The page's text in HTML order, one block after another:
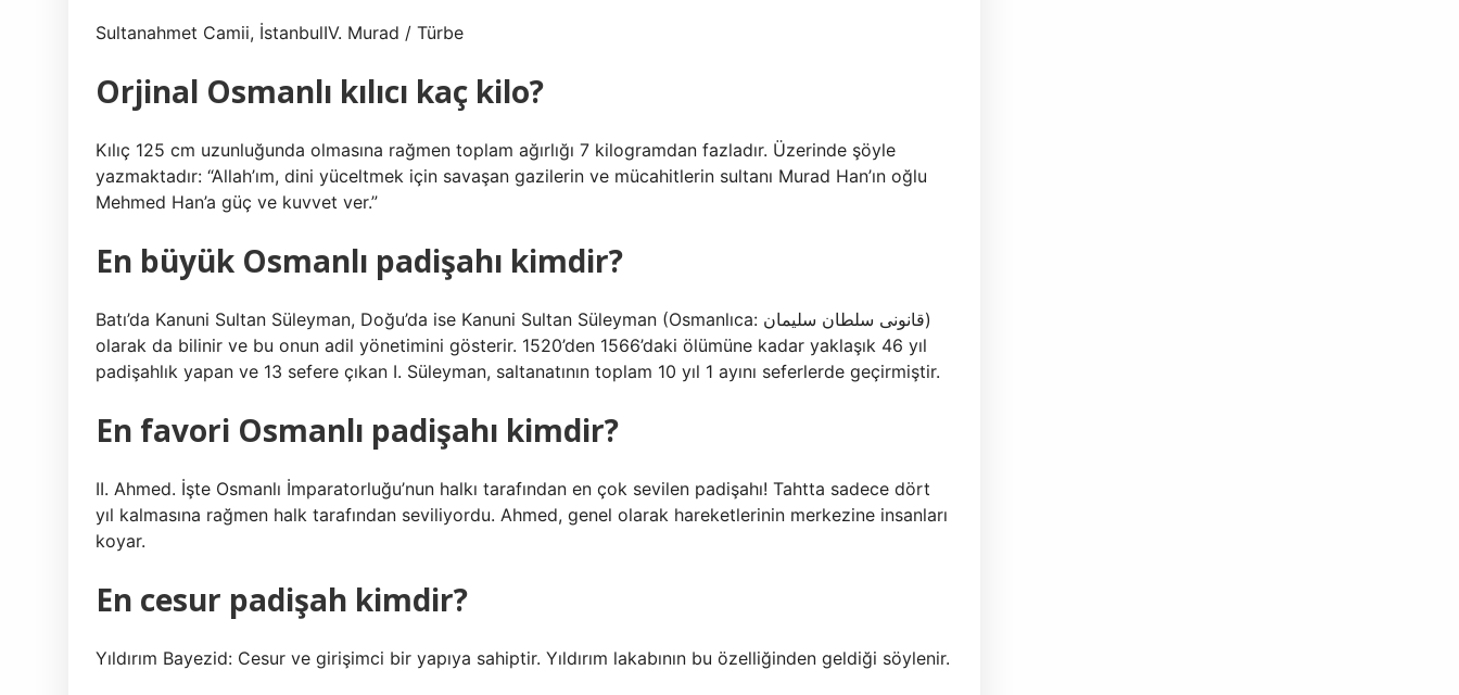
Sultanahmet Camii, İstanbulIV. Murad / Türbe
Orjinal Osmanlı kılıcı kaç kilo?
Kılıç 125 cm uzunluğunda olmasına rağmen toplam ağırlığı 7 kilogramdan fazladır. Üzerinde şöyle
yazmaktadır: “Allah’ım, dini yüceltmek için savaşan gazilerin ve mücahitlerin sultanı Murad Han’ın oğlu
Mehmed Han’a güç ve kuvvet ver.”
En büyük Osmanlı padişahı kimdir?
Batı’da Kanuni Sultan Süleyman, Doğu’da ise Kanuni Sultan Süleyman (Osmanlıca: قانونى سلطان سليمان)
olarak da bilinir ve bu onun adil yönetimini gösterir. 1520’den 1566’daki ölümüne kadar yaklaşık 46 yıl
padişahlık yapan ve 13 sefere çıkan I. Süleyman, saltanatının toplam 10 yıl 1 ayını seferlerde geçirmiştir.
En favori Osmanlı padişahı kimdir?
II. Ahmed. İşte Osmanlı İmparatorluğu’nun halkı tarafından en çok sevilen padişahı! Tahtta sadece dört
yıl kalmasına rağmen halk tarafından seviliyordu. Ahmed, genel olarak hareketlerinin merkezine insanları
koyar.
En cesur padişah kimdir?
Yıldırım Bayezid: Cesur ve girişimci bir yapıya sahiptir. Yıldırım lakabının bu özelliğinden geldiği söylenir.